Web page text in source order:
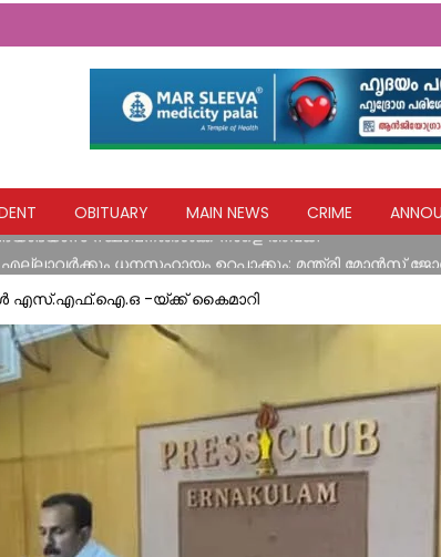
OBITUARY MAIN NEWS CRIME
ധനസഹായം ഉറപ്പാക്കും: മന്ത്രി മോന്‍സ്
അപകടം
ഹസ്തവുമായി കോൺഗ്രസ് കുന്നോന്നി വാർഡ് കമ്മറ്റി
നേരിട്ട വ്യാപാരികൾക്ക് സാമ്പത്തിക സഹായ
സ്ഥാപനങ്ങൾക്ക് നാളെ അവധി
-യ്‌ക്ക് കൈമാറി